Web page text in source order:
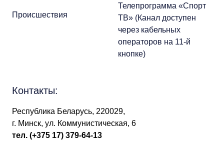
Происшествия
Телепрограмма «Спорт
ТВ» (Канал доступен
через кабельных
операторов на 11-й
кнопке)
Контакты:
Республика Беларусь, 220029,
г. Минск, ул. Коммунистическая, 6
тел. (+375 17) 379-64-13